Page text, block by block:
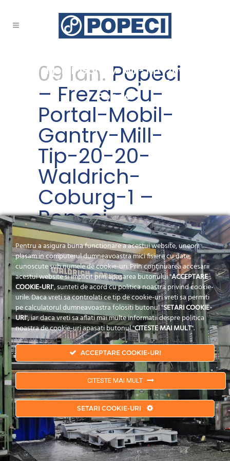
Mobil-Gantry-Mill-Tip-20-
20-Waldrich-Coburg-1 –
Popeci
09 Ian. Popeci
– Freza-Cu-
Portal-Mobil-
Gantry-Mill-
Tip-20-20-
Waldrich-
Coburg-1 –
Popeci
Posted at 12:36hinbyadmin
0
Comments
0 Likes
Copyrights © 2019 POPECI.Politica de Confidentialitate Termeni si Conditii|
Politica Cookies| Branding byPion Media
Copyrights © 2019 POPECI.Privacy Policy|Terms & Conditions|Cookies
Policy| Branding byPion Media
Pentru a asigura buna functionare a acestui website, uneori
plasam in computerul dumneavoastra mici fisiere cu date,
cunoscute sub numele de cookie-uri. Prin continuarea accesarii
acestui website si implicit prin apasarea butonului "ACCEPTARE
COOKIE-URI", sunteti de acord cu politica noastra privind cookie-
urile. Daca vreti sa controlati ce tip de cookie-uri vreti sa permiti
pe calculatorul dumneavoastra folositi butonul "SETARI COOKIE-
URI", iar daca vreti sa aflati mai multe informatii despre politica
noastra de cookie-uri apasati butonul "CITESTE MAI MULT".
ACCEPTARE COOKIE-URI
CITESTE MAI MULT
SETARI COOKIE-URI